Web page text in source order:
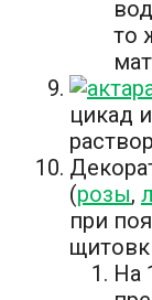
то
цикад
(розы,
при
На